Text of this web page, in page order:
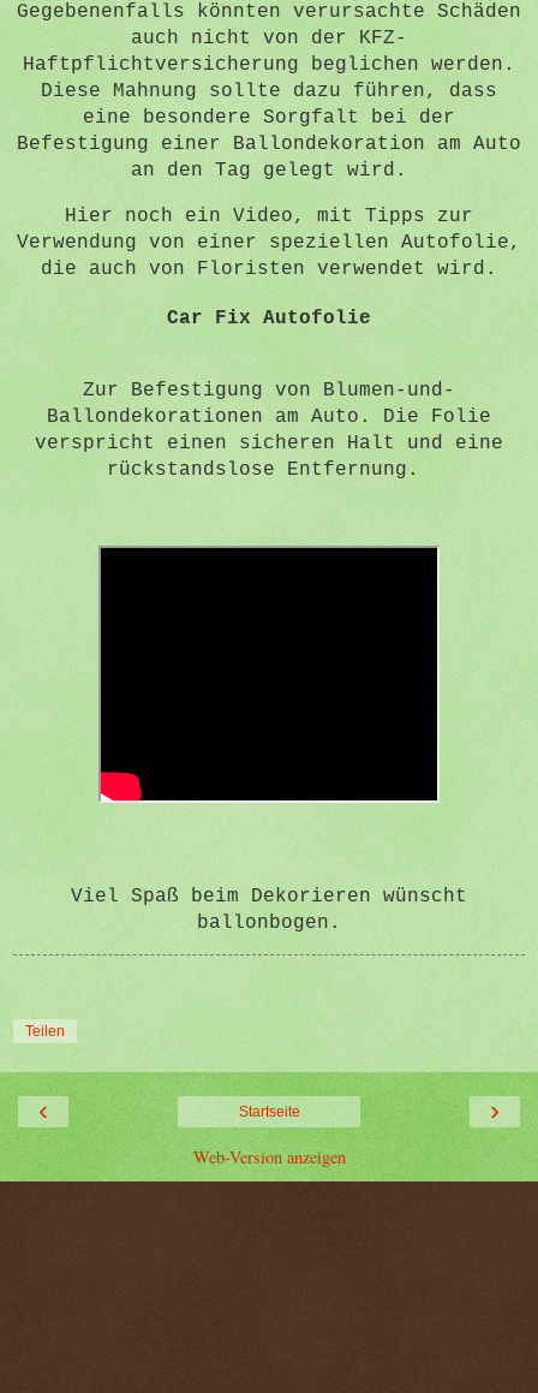
Gegebenenfalls könnten verursachte Schäden
auch nicht von der KFZ-
Haftpflichtversicherung beglichen werden.
Diese Mahnung sollte dazu führen, dass
eine besondere Sorgfalt bei der
Befestigung einer Ballondekoration am Auto
an den Tag gelegt wird.
Hier noch ein Video, mit Tipps zur
Verwendung von einer speziellen Autofolie,
die auch von Floristen verwendet wird.
Car Fix Autofolie
Zur Befestigung von Blumen-und-
Ballondekorationen am Auto. Die Folie
verspricht einen sicheren Halt und eine
rückstandslose Entfernung.
Viel Spaß beim Dekorieren wünscht
ballonbogen.
Teilen
‹ ›
Startseite
Web-Version anzeigen